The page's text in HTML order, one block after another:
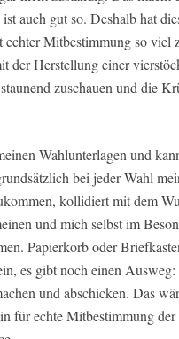
auch gut so. Deshalb hat
echter Mitbestimmung so viel
der Herstellung einer
zuschauen und die
Wahlunterlagen und
bei jeder Wahl
kollidiert mit dem
und mich selbst im
Papierkorb oder
es gibt noch einen Ausweg:
und abschicken. Das
für echte Mitbestimmung der